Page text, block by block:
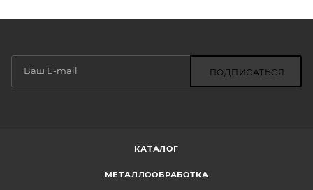
ПОДПИСАТЬСЯ
КАТАЛОГ
МЕТАЛЛООБРАБОТКА